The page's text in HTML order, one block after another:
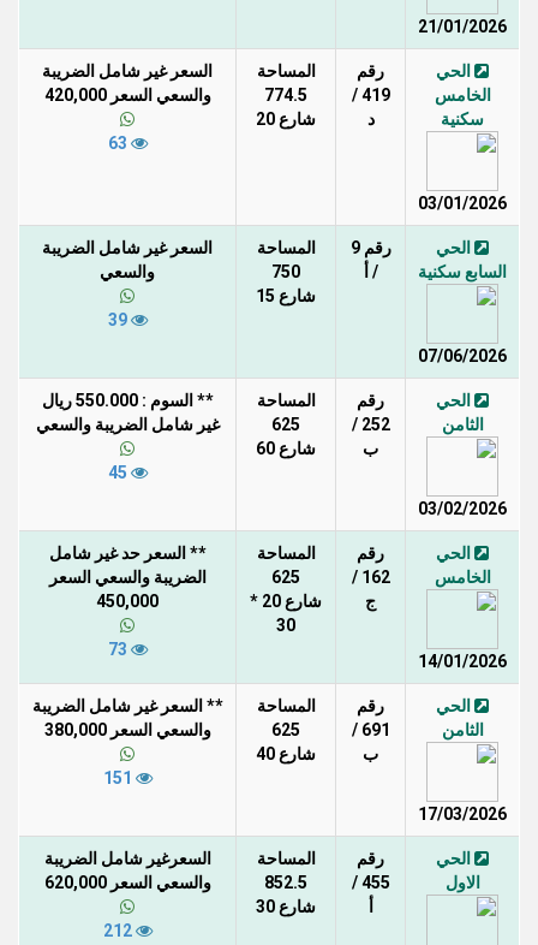
21/01/2026
الحي
الخامس
سكنية
03/01/2026
رقم
419 /
د
المساحة
774.5
شارع 20
السعر غير شامل الضريبة
والسعي السعر 420,000
الحي
السابع سكنية
07/06/2026
رقم 9
/ أ
المساحة
750
شارع 15
السعر غير شامل الضريبة
والسعي
39
الحي
الثامن
03/02/2026
رقم
252 /
ب
المساحة
625
شارع 60
** السوم : 550.000 ريال
غير شامل الضريبة والسعي
الحي
الخامس
14/01/2026
رقم
162 /
ج
المساحة
625
شارع 20 *
30
** السعر حد غير شامل
الضريبة والسعي السعر
450,000
الحي
الثامن
17/03/2026
رقم
691 /
ب
المساحة
625
شارع 40
** السعر غير شامل الضريبة
والسعي السعر 380,000
الحي
الاول
رقم
455 /
المساحة
852.5
شارع 30
السعرغير شامل الضريبة
والسعي السعر 620,000
212